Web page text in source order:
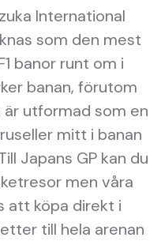
International
som den mest
banor runt om i
banan, förutom
utformad som en
mitt i banan
Japans GP kan du
men våra
att köpa direkt i
till hela arenan